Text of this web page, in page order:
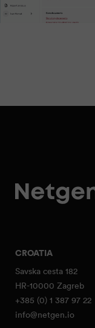
CROATIA
Savska cesta 182
HR-10000 Zagreb
+385 (0) 1 387 97 22
info@netgen.io